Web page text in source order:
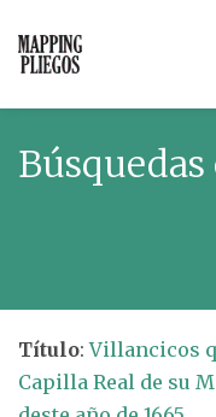
Título:Villancicos
Capilla Real de su